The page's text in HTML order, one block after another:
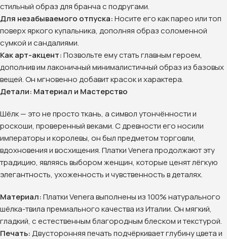
стильный образ для бранча с подругами.
Для незабываемого отпуска:Носите его как парео или топ
поверх яркого купальника, дополняя образ соломенной
сумкой и сандалиями.
Как арт-акцент:Позвольте ему стать главным героем,
дополнив им лаконичный минималистичный образ из базовых
вещей. Он мгновенно добавит красок и характера.
Детали: Материал и Мастерство
Шёлк — это не просто ткань, а символ утончённости и
роскоши, проверенный веками. С древности его носили
императоры и королевы, он был предметом торговли,
вдохновения и восхищения. Платки Venera продолжают эту
традицию, являясь выбором женщин, которые ценят лёгкую
элегантность, ухоженность и чувственность в деталях.
Материал:Платки Venera выполнены из 100% натурального
шёлка-твила премиального качества из Италии. Он мягкий,
гладкий, с естественным благородным блеском и текстурой.
Печать:Двусторонняя печать подчёркивает глубину цвета и